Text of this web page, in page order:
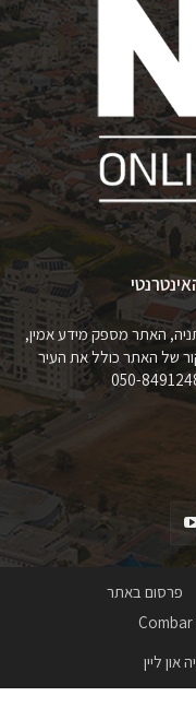
האתר מספק מידע אמין,
של האתר כולל את העיר
פרסום באתר
ליין